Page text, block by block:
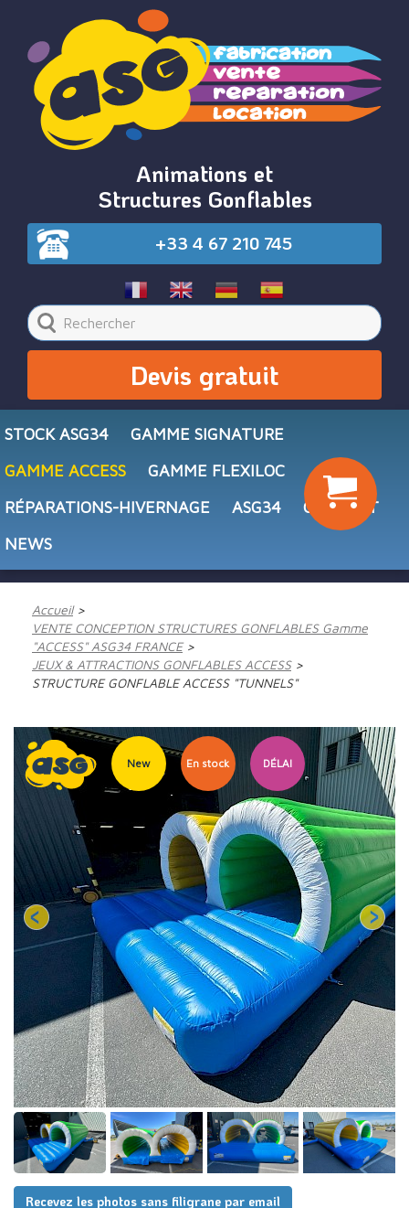
Animations et
Structures Gonflables
+33 4 67 210 745
Devis gratuit
STOCK ASG34
GAMME SIGNATURE
GAMME ACCESS
GAMME FLEXILOC
RÉPARATIONS-HIVERNAGE
ASG34
CONTACT
NEWS
Accueil
VENTE CONCEPTION STRUCTURES GONFLABLES Gamme
"ACCESS" ASG34 FRANCE
JEUX & ATTRACTIONS GONFLABLES ACCESS
STRUCTURE GONFLABLE ACCESS "TUNNELS"
Recevez les photos sans filigrane par email
New En stock DÉLAI